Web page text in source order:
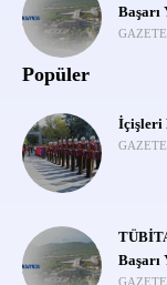
Başarı
Popüler
İçişleri
Başarı